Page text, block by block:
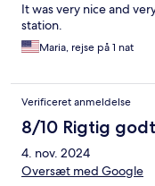
It was very nice and
station.
Maria, rejse på 1 nat
Verificeret anmeldelse
8/10 Rigtig godt
4. nov. 2024
Oversæt med Google